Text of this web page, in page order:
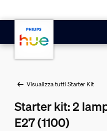
Visualizza tutti Starter Kit
Starter kit: 2
E27 (1100)